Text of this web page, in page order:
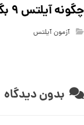
چگونه آیلتس ۹ بگیریم؟ صفر تا صد گرفتن نمره ۹
آزمون آیلتس
بدون دیدگاه